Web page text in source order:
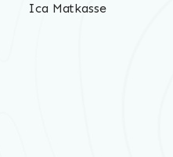
Ica Matkasse